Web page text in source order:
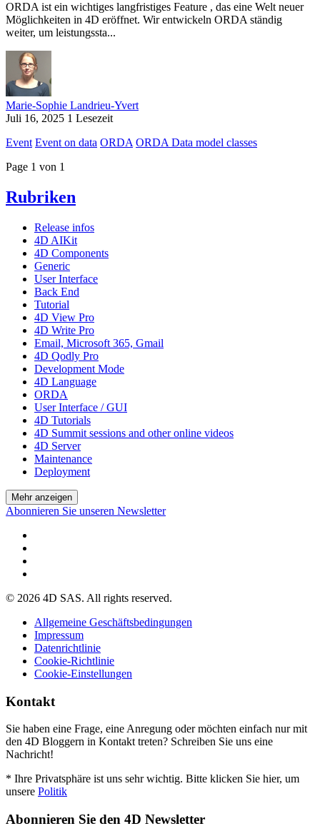
ORDA ist ein wichtiges langfristiges Feature , das eine Welt neuer
Möglichkeiten in 4D eröffnet. Wir entwickeln ORDA ständig
weiter, um leistungssta...
Marie-Sophie Landrieu-Yvert
Juli 16, 2025 1 Lesezeit
Event Event on data ORDA ORDA Data model classes
Page 1 von 1
Rubriken
Release infos
4D AIKit
4D Components
Generic
User Interface
Back End
Tutorial
4D View Pro
4D Write Pro
Email, Microsoft 365, Gmail
4D Qodly Pro
Development Mode
4D Language
ORDA
User Interface / GUI
4D Tutorials
4D Summit sessions and other online videos
4D Server
Maintenance
Deployment
Mehr anzeigen
Abonnieren Sie unseren Newsletter
© 2026 4D SAS. All rights reserved.
Allgemeine Geschäftsbedingungen
Impressum
Datenrichtlinie
Cookie-Richtlinie
Cookie-Einstellungen
Kontakt
Sie haben eine Frage, eine Anregung oder möchten einfach nur mit
den 4D Bloggern in Kontakt treten? Schreiben Sie uns eine
Nachricht!
* Ihre Privatsphäre ist uns sehr wichtig. Bitte klicken Sie hier, um
unsere Politik
Abonnieren Sie den 4D Newsletter